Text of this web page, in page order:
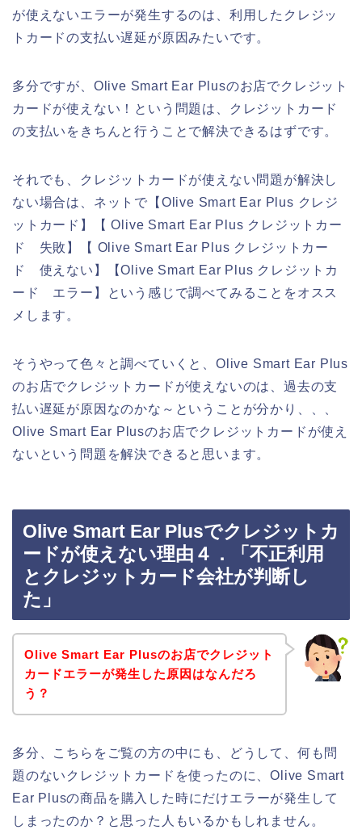
が使えないエラーが発生するのは、利用したクレジッ
トカードの支払い遅延が原因みたいです。
多分ですが、Olive Smart Ear Plusのお店でクレジット
カードが使えない！という問題は、クレジットカード
の支払いをきちんと行うことで解決できるはずです。
それでも、クレジットカードが使えない問題が解決し
ない場合は、ネットで【Olive Smart Ear Plus クレジ
ットカード】【 Olive Smart Ear Plus クレジットカー
ド 失敗】【 Olive Smart Ear Plus クレジットカー
ド 使えない】【Olive Smart Ear Plus クレジットカ
ード エラー】という感じで調べてみることをオスス
メします。
そうやって色々と調べていくと、Olive Smart Ear Plus
のお店でクレジットカードが使えないのは、過去の支
払い遅延が原因なのかな～ということが分かり、、、
Olive Smart Ear Plusのお店でクレジットカードが使え
ないという問題を解決できると思います。
Olive Smart Ear Plusでクレジットカ
ードが使えない理由４．「不正利用
とクレジットカード会社が判断し
た」
Olive Smart Ear Plusのお店でクレジット
カードエラーが発生した原因はなんだろ
う？
多分、こちらをご覧の方の中にも、どうして、何も問
題のないクレジットカードを使ったのに、Olive Smart
Ear Plusの商品を購入した時にだけエラーが発生して
しまったのか？と思った人もいるかもしれません。